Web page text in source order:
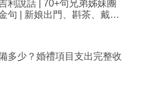
利說話 | 70+句兄弟姊妹團
句 | 新娘出門、斟茶、戴金
多少？婚禮項目支出完整收